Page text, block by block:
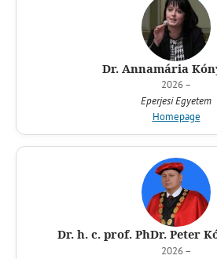
Dr. Annamária
2026 –
Eperjesi Egyetem
Homepage
Dr. h. c. prof. PhDr. Peter
2026 –